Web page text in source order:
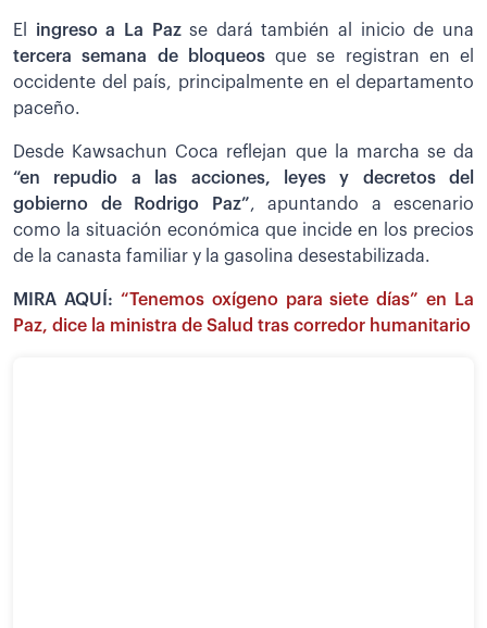
El ingreso a La Pazse dará también al inicio de una
tercera semana de bloqueos que se registran en el
occidente del país, principalmente en el departamento
paceño.
Desde Kawsachun Coca reflejan que la marcha se da
“en repudio a las acciones, leyes y decretos del
gobierno de Rodrigo Paz”, apuntando a escenario
como la situación económica que incide en los precios
de la canasta familiar y la gasolina desestabilizada.
MIRA AQUÍ: “Tenemos oxígeno para siete días” en La
Paz, dice la ministra de Salud tras corredor humanitario